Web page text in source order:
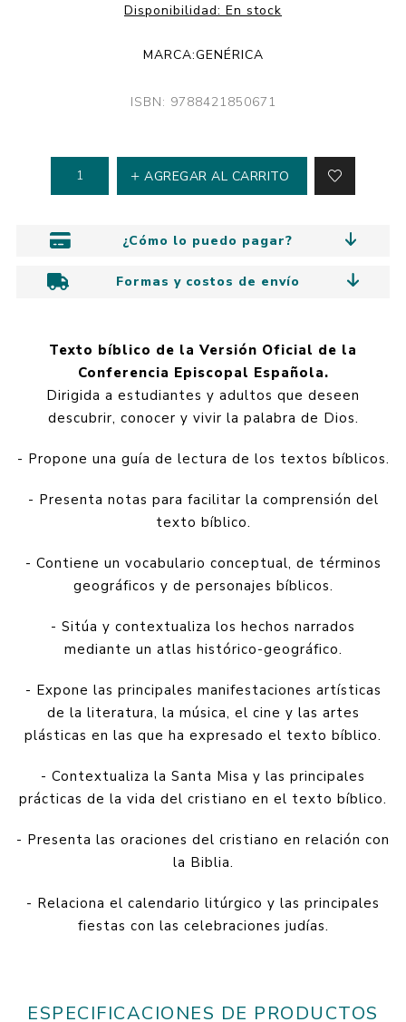
Disponibilidad: En stock
MARCA:GENÉRICA
ISBN: 9788421850671
AGREGAR AL CARRITO
¿Cómo lo puedo pagar?
Formas y costos de envío
Texto bíblico de la Versión Oficial de la
Conferencia Episcopal Española.
Dirigida a estudiantes y adultos que deseen
descubrir, conocer y vivir la palabra de Dios.
- Propone una guía de lectura de los textos bíblicos.
- Presenta notas para facilitar la comprensión del
texto bíblico.
- Contiene un vocabulario conceptual, de términos
geográficos y de personajes bíblicos.
- Sitúa y contextualiza los hechos narrados
mediante un atlas histórico-geográfico.
- Expone las principales manifestaciones artísticas
de la literatura, la música, el cine y las artes
plásticas en las que ha expresado el texto bíblico.
- Contextualiza la Santa Misa y las principales
prácticas de la vida del cristiano en el texto bíblico.
- Presenta las oraciones del cristiano en relación con
la Biblia.
- Relaciona el calendario litúrgico y las principales
fiestas con las celebraciones judías.
ESPECIFICACIONES DE PRODUCTOS